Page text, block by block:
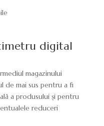
digital
magazinului
de mai sus pentru a fi
a produsului și pentru
reduceri